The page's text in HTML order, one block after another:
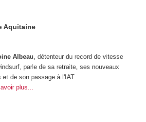
Aquitaine
Albeau, détenteur du record de vitesse
parle de sa retraite, ses nouveaux
et de son passage à l'IAT.
plus...